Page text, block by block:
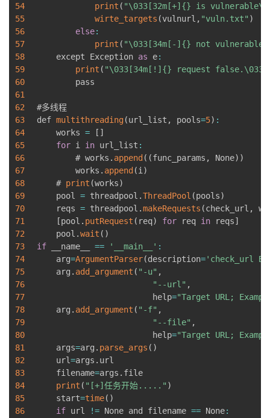
54
55
56
57
58
59
60
61
62
63
64
65
66
67
68
69
70
71
72
73
74
75
76
77
78
79
80
81
82
83
84
85
86
print ( "\033[32m[+]{} is
wirte_targets (vulnurl , "vuln.txt" )
else:
print ( "\033[34m[-]{} not
    except Exception
as e:
print ( "\033[34m[!]{} request
        pass
#多线程
def multithreading(url_list , pools=5) :
    works
= [ ]
for i in url_list :
        # works
. append ( (func_params , None) )
        works
. append (i )
    #
print (works)
    pool
= threadpool .ThreadPool (pools)
    reqs
= threadpool .makeRequests (check_url ,
[pool . putRequest ( req) for req in reqs]
    pool
.wait ( )
if __name__ == '__main__' :
    arg
=ArgumentParser(description='check_url
    arg
. add_argument ( "-u" ,
"--url" ,
                        help
="Target URL;
    arg
. add_argument ( "-f" ,
"--file" ,
                        help
="Target URL;
    args
=arg . parse_args ( )
    url
=args . url
    filename
=args . file
print ( "[+]任务开始....." )
    start
=time( )
if url != None and filename == None: